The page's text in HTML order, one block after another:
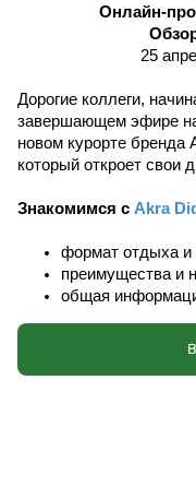
Онлайн-
25
Дорогие коллеги,
завершающем эфире
новом курорте бренда
который откроет свои
Знакомимся с Akra
формат отдыха и
преимущества и
общая
концепция